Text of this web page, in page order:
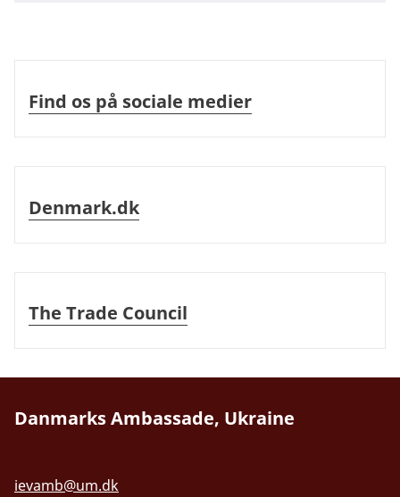
Find os på sociale medier
Denmark.dk
The Trade Council
Danmarks Ambassade, Ukraine
ievamb@um.dk